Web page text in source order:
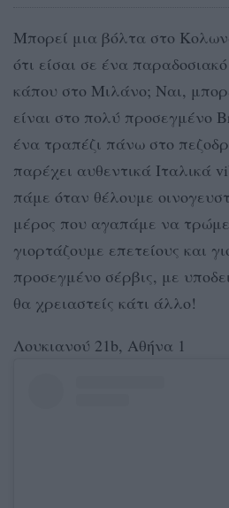
Μπορεί μια βόλτα στο
ότι είσαι σε ένα
κάπου στο Μιλάνο; Ναι,
είναι στο πολύ προσεγμένο
ένα τραπέζι πάνω στο
παρέχει αυθεντικά Ιταλικά
πάμε όταν θέλουμε
μέρος που αγαπάμε να
γιορτάζουμε επετείους και
προσεγμένο σέρβις, με
θα χρειαστείς κάτι άλλο!
Λουκιανού 21b, Αθήνα 1